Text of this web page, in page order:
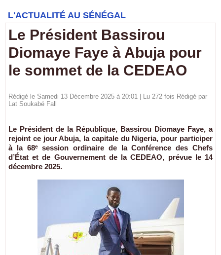
L'ACTUALITÉ AU SÉNÉGAL
Le Président Bassirou
Diomaye Faye à Abuja pour
le sommet de la CEDEAO
Rédigé le Samedi 13 Décembre 2025 à 20:01 | Lu 272 fois Rédigé par
Lat Soukabé Fall
Le Président de la République, Bassirou Diomaye Faye, a
rejoint ce jour Abuja, la capitale du Nigeria, pour participer
à la 68ᵉ session ordinaire de la Conférence des Chefs
d’État et de Gouvernement de la CEDEAO, prévue le 14
décembre 2025.